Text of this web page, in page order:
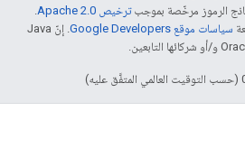
الرموز مرخّصة بموجبترخيص Apache 2.0‏
.
سياسات موقع Google Developers‏
. إنّ Java